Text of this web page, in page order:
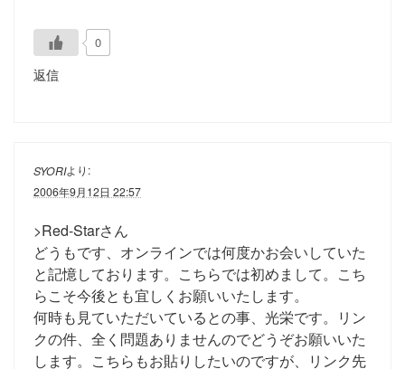
0
返信
SYORIより:
2006年9月12日 22:57
>Red-Starさん
どうもです、オンラインでは何度かお会いしていた
と記憶しております。こちらでは初めまして。こち
らこそ今後とも宜しくお願いいたします。
何時も見ていただいているとの事、光栄です。リン
クの件、全く問題ありませんのでどうぞお願いいた
します。こちらもお貼りしたいのですが、リンク先